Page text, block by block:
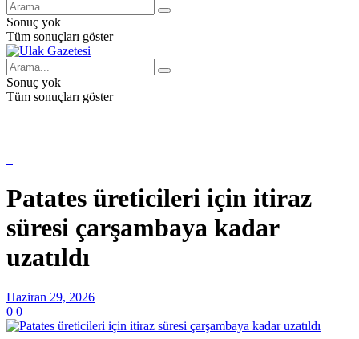
Sonuç yok
Tüm sonuçları göster
Sonuç yok
Tüm sonuçları göster
Patates üreticileri için itiraz
süresi çarşambaya kadar
uzatıldı
Haziran 29, 2026
0 0